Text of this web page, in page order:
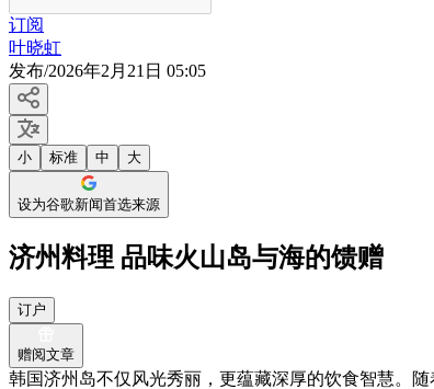
订阅
叶晓虹
发布/2026年2月21日 05:05
小 标准 中 大
设为谷歌新闻首选来源
济州料理 品味火山岛与海的馈赠
订户
赠阅文章
韩国济州岛不仅风光秀丽，更蕴藏深厚的饮食智慧。